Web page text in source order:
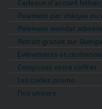
Cadeaux d’accueil
Paiement par chèque ou
Paiement mandat
Retrait gratuit sur
Evénements et
Composez votre coffret
Les codes promo
Nos univers